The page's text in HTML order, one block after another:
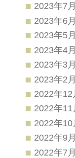
2023年7月
2023年6月
2023年5月
2023年4月
2023年3月
2023年2月
2022年12
2022年11
2022年10
2022年9月
2022年7月